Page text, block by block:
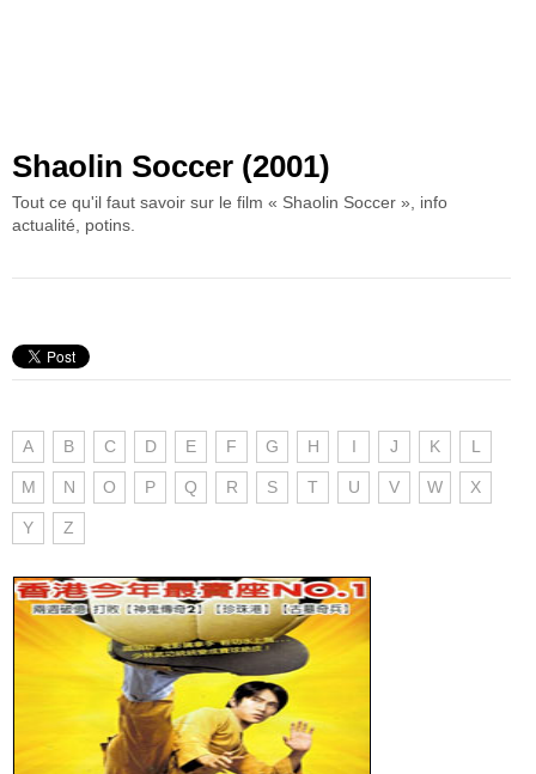
Shaolin Soccer (2001)
Tout ce qu'il faut savoir sur le film « Shaolin Soccer », info
actualité, potins.
A B C D E F G H I J K L
M N O P Q R S T U V W X
Y Z